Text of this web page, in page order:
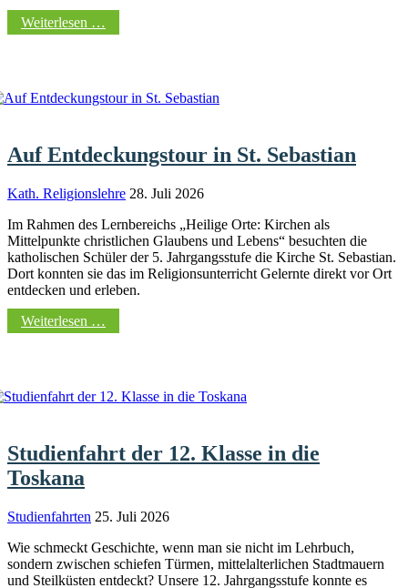
Weiterlesen …
Auf Entdeckungstour in St. Sebastian
Kath. Religionslehre 28. Juli 2026
Im Rahmen des Lernbereichs „Heilige Orte: Kirchen als
Mittelpunkte christlichen Glaubens und Lebens“ besuchten die
katholischen Schüler der 5. Jahrgangsstufe die Kirche St. Sebastian.
Dort konnten sie das im Religionsunterricht Gelernte direkt vor Ort
entdecken und erleben.
Weiterlesen …
Studienfahrt der 12. Klasse in die
Toskana
Studienfahrten 25. Juli 2026
Wie schmeckt Geschichte, wenn man sie nicht im Lehrbuch,
sondern zwischen schiefen Türmen, mittelalterlichen Stadtmauern
und Steilküsten entdeckt? Unsere 12. Jahrgangsstufe konnte es